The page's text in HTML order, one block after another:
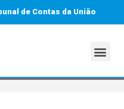
de Contas da União